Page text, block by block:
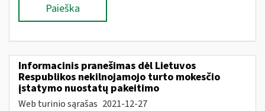
Paieška
Informacinis pranešimas dėl Lietuvos
Respublikos nekilnojamojo turto mokesčio
įstatymo nuostatų pakeitimo
Web turinio sąrašas 2021-12-27